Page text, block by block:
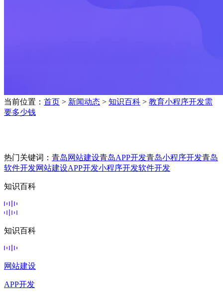
当前位置： 首页 > 新闻动态 > 知识百科 > 教育小程序开发需
要多少钱
热门关键词： 青岛网站建设青岛APP开发青岛小程序开发青岛
软件开发网站建设APP开发小程序开发软件开发
知识百科
知识百科
网站建设
APP开发